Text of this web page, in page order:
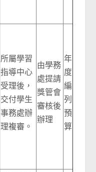
所屬學習
指導中心
受理後，
交付學生
事務處辦
理複審。
由學務
處提請
獎管會
審核後
辦理
年
度
編
列
預
算